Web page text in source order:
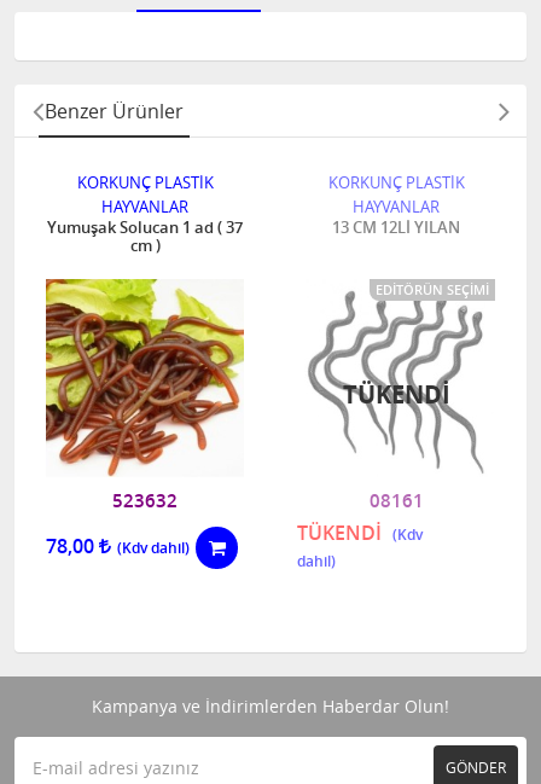
Benzer Ürünler
KORKUNÇ PLASTİK
HAYVANLAR
Yumuşak Solucan 1 ad ( 37
cm )
523632
78,00
KORKUNÇ PLASTİK
HAYVANLAR
13 CM 12Lİ YILAN
EDITÖRÜN SEÇIMI
08161
TÜKENDİ
TÜKENDI
Kampanya ve İndirimlerden Haberdar Olun!
GÖNDER